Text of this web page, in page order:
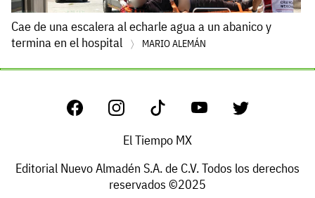
Cae de una escalera al echarle agua a un abanico y
termina en el hospital
MARIO ALEMÁN
El Tiempo MX
Editorial Nuevo Almadén S.A. de C.V. Todos los derechos
reservados ©2025